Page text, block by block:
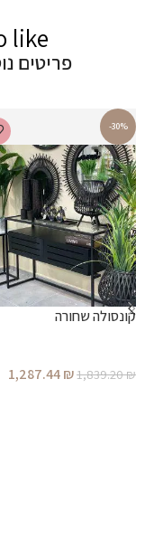
like
פריטים
-30%
קונסולה שחורה
1,839.20₪
1,287.44₪